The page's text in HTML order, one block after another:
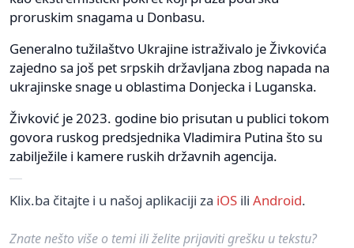
proruskim snagama u Donbasu.
Generalno tužilaštvo Ukrajine istraživalo je Živkovića
zajedno sa još pet srpskih državljana zbog napada na
ukrajinske snage u oblastima Donjecka i Luganska.
Živković je 2023. godine bio prisutan u publici tokom
govora ruskog predsjednika Vladimira Putina što su
zabilježile i kamere ruskih državnih agencija.
Klix.ba čitajte i u našoj aplikaciji za iOS ili Android.
Znate nešto više o temi ili želite prijaviti grešku u tekstu?